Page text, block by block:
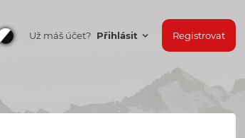
Už máš účet? Přihlásit Registrovat